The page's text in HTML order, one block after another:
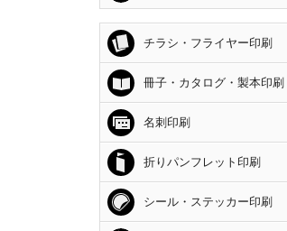
チラシ・フライヤー印刷
冊子・カタログ・製本印刷
名刺印刷
折りパンフレット印刷
シール・ステッカー印刷